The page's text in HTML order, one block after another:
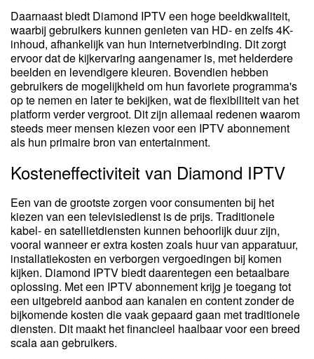
Daarnaast biedt Diamond IPTV een hoge beeldkwaliteit,
waarbij gebruikers kunnen genieten van HD- en zelfs 4K-
inhoud, afhankelijk van hun internetverbinding. Dit zorgt
ervoor dat de kijkervaring aangenamer is, met helderdere
beelden en levendigere kleuren. Bovendien hebben
gebruikers de mogelijkheid om hun favoriete programma's
op te nemen en later te bekijken, wat de flexibiliteit van het
platform verder vergroot. Dit zijn allemaal redenen waarom
steeds meer mensen kiezen voor een IPTV abonnement
als hun primaire bron van entertainment.
Kosteneffectiviteit van Diamond IPTV
Een van de grootste zorgen voor consumenten bij het
kiezen van een televisiedienst is de prijs. Traditionele
kabel- en satellietdiensten kunnen behoorlijk duur zijn,
vooral wanneer er extra kosten zoals huur van apparatuur,
installatiekosten en verborgen vergoedingen bij komen
kijken. Diamond IPTV biedt daarentegen een betaalbare
oplossing. Met een IPTV abonnement krijg je toegang tot
een uitgebreid aanbod aan kanalen en content zonder de
bijkomende kosten die vaak gepaard gaan met traditionele
diensten. Dit maakt het financieel haalbaar voor een breed
scala aan gebruikers.